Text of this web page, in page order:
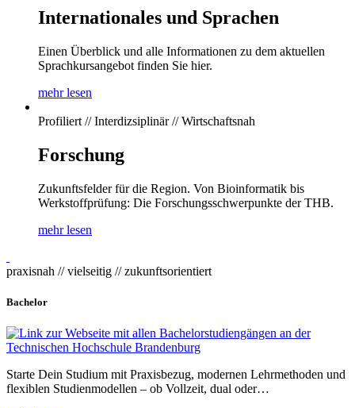
Internationales und Sprachen
Einen Überblick und alle Informationen zu dem aktuellen
Sprachkursangebot finden Sie hier.
mehr lesen
Profiliert // Interdizsiplinär // Wirtschaftsnah
Forschung
Zukunftsfelder für die Region. Von Bioinformatik bis
Werkstoffprüfung: Die Forschungsschwerpunkte der THB.
mehr lesen
praxisnah // vielseitig // zukunftsorientiert
Bachelor
Starte Dein Studium mit Praxisbezug, modernen Lehrmethoden und
flexiblen Studienmodellen – ob Vollzeit, dual oder…